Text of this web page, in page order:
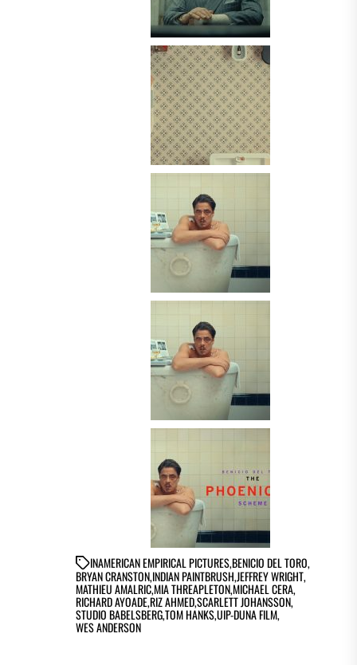
INAMERICAN EMPIRICAL PICTURES,BENICIO DEL TORO,
BRYAN CRANSTON,INDIAN PAINTBRUSH,JEFFREY WRIGHT,
MATHIEU AMALRIC,MIA THREAPLETON,MICHAEL CERA,
RICHARD AYOADE,RIZ AHMED,SCARLETT JOHANSSON,
STUDIO BABELSBERG,TOM HANKS,UIP-DUNA FILM,
WES ANDERSON